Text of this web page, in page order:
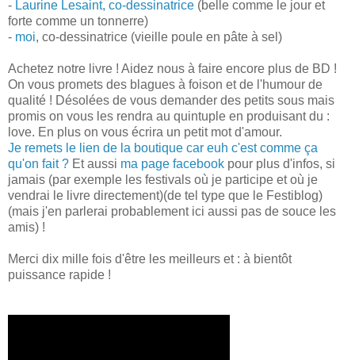
- Laurine Lesaint, co-dessinatrice (belle comme le jour et
forte comme un tonnerre)
- moi, co-dessinatrice (vieille poule en pâte à sel)
Achetez notre livre ! Aidez nous à faire encore plus de BD !
On vous promets des blagues à foison et de l'humour de
qualité ! Désolées de vous demander des petits sous mais
promis on vous les rendra au quintuple en produisant du :
love. En plus on vous écrira un petit mot d'amour.
Je remets le lien de la boutique car euh c'est comme ça
qu'on fait ? Et aussi ma page facebook pour plus d'infos, si
jamais (par exemple les festivals où je participe et où je
vendrai le livre directement)(de tel type que le Festiblog)
(mais j'en parlerai probablement ici aussi pas de souce les
amis) !
Merci dix mille fois d'être les meilleurs et : à bientôt
puissance rapide !